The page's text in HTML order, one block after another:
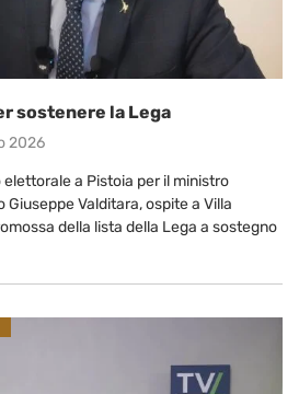
sostenere la Lega
2026
elettorale a Pistoia per il ministro
Giuseppe Valditara, ospite a Villa
della lista della Lega a sostegno